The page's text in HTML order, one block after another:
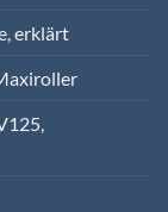
erklärt